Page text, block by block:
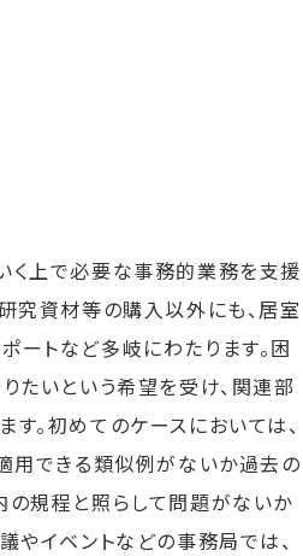
く上で必要な事務的業務を支援
究資材等の購入以外にも、居室
トなど多岐にわたります。困
たいという希望を受け、関連部
。初めてのケースにおいては、
用できる類似例がないか過去の
の規程と照らして問題がないか
やイベントなどの事務局では、